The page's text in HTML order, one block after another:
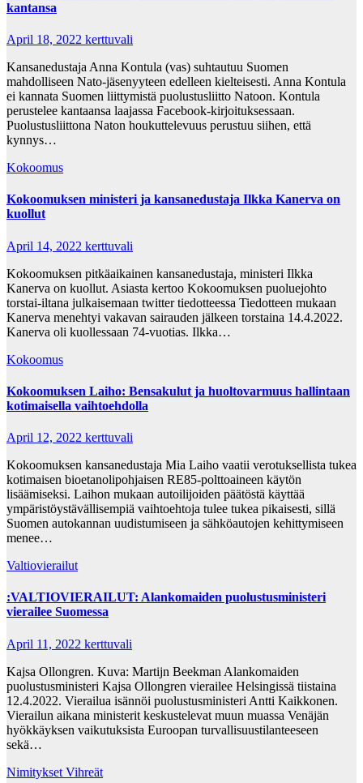
kantansa
April 18, 2022 kerttuvali
Kansanedustaja Anna Kontula (vas) suhtautuu Suomen
mahdolliseen Nato-jäsenyyteen edelleen kielteisesti. Anna Kontula
ei kannata Suomen liittymistä puolustusliitto Natoon. Kontula
perustelee kantaansa laajassa Facebook-kirjoituksessaan.
Puolustusliittona Naton houkuttelevuus perustuu siihen, että
kynnys…
Kokoomus
Kokoomuksen ministeri ja kansanedustaja Ilkka Kanerva on
kuollut
April 14, 2022 kerttuvali
Kokoomuksen pitkäaikainen kansanedustaja, ministeri Ilkka
Kanerva on kuollut. Asiasta kertoo Kokoomuksen puoluejohto
torstai-iltana julkaisemaan twitter tiedotteessa Tiedotteen mukaan
Kanerva menehtyi vakavan sairauden jälkeen torstaina 14.4.2022.
Kanerva oli kuollessaan 74-vuotias. Ilkka…
Kokoomus
Kokoomuksen Laiho: Bensakulut ja huoltovarmuus hallintaan
kotimaisella vaihtoehdolla
April 12, 2022 kerttuvali
Kokoomuksen kansanedustaja Mia Laiho vaatii verotuksellista tukea
kotimaisen bioetanolipohjaisen RE85-polttoaineen käytön
lisäämiseksi. Laihon mukaan autoilijoiden päätöstä käyttää
ympäristöystävällisempiä vaihtoehtoja tulee tukea pikaisesti, sillä
Suomen autokannan uudistumiseen ja sähköautojen kehittymiseen
menee…
Valtiovierailut
:VALTIOVIERAILUT: Alankomaiden puolustusministeri
vierailee Suomessa
April 11, 2022 kerttuvali
Kajsa Ollongren. Kuva: Martijn Beekman Alankomaiden
puolustusministeri Kajsa Ollongren vierailee Helsingissä tiistaina
12.4.2022. Vierailua isännöi puolustusministeri Antti Kaikkonen.
Vierailun aikana ministerit keskustelevat muun muassa Venäjän
hyökkäyksen vaikutuksista Euroopan turvallisuustilanteeseen
sekä…
Nimitykset Vihreät